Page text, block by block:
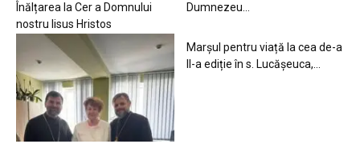
Înălțarea la Cer a Domnului
nostru Iisus Hristos
Dumnezeu…
Marșul pentru viață la cea de-a
II-a ediție în s. Lucășeuca,...